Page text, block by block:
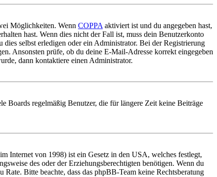
Möglichkeiten. Wenn COPPA aktiviert ist und du angegeben hast,
hast. Wenn dies nicht der Fall ist, muss dein Benutzerkonto
selbst erledigen oder ein Administrator. Bei der Registrierung
Ansonsten prüfe, ob du deine E-Mail-Adresse korrekt eingegeben
dann kontaktiere einen Administrator.
Boards regelmäßig Benutzer, die für längere Zeit keine Beiträge
Internet von 1998) ist ein Gesetz in den USA, welches festlegt,
des oder der Erziehungsberechtigten benötigen. Wenn du
Bitte beachte, dass das phpBB-Team keine Rechtsberatung